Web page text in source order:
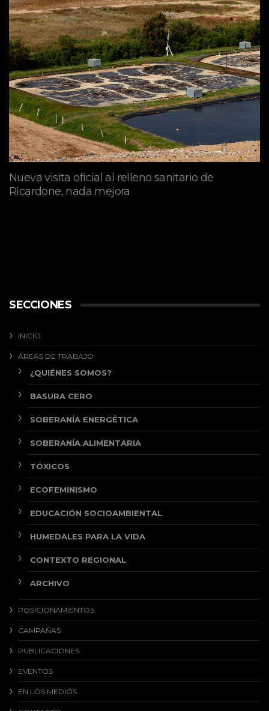
Nueva visita oficial al relleno sanitario de
Ricardone, nada mejora
SECCIONES
INICIO
ÁREAS DE TRABAJO
¿QUIÉNES SOMOS?
BASURA CERO
SOBERANÍA ENERGÉTICA
SOBERANÍA ALIMENTARIA
TÓXICOS
ECOFEMINISMO
EDUCACIÓN SOCIOAMBIENTAL
HUMEDALES PARA LA VIDA
CONTEXTO REGIONAL
ARCHIVO
POSICIONAMIENTOS
CAMPAÑAS
PUBLICACIONES
EVENTOS
EN LOS MEDIOS